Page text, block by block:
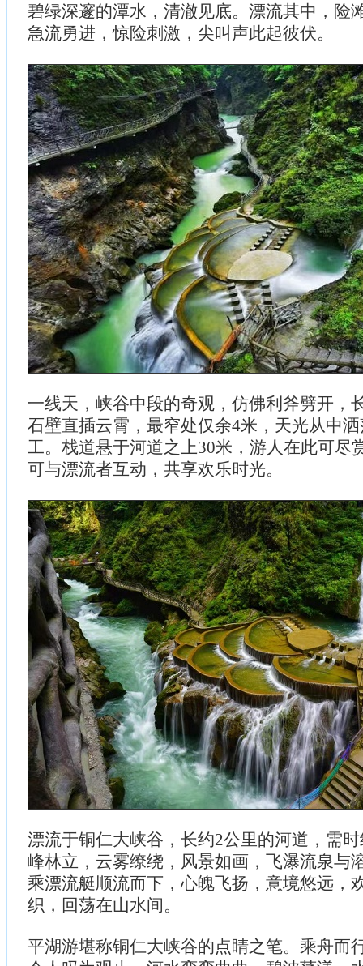
碧绿深邃的潭水，清澈见底。漂流其中，险
急流勇进，惊险刺激，尖叫声此起彼伏。
一线天，峡谷中段的奇观，仿佛利斧劈开，
石壁直插云霄，最窄处仅余4米，天光从中
工。栈道悬于河道之上30米，游人在此可尽
可与漂流者互动，共享欢乐时光。
漂流于铜仁大峡谷，长约2公里的河道，需
峰林立，云雾缭绕，风景如画，飞瀑流泉与
乘漂流艇顺流而下，心魄飞扬，意境悠远，
织，回荡在山水间。
平湖游堪称铜仁大峡谷的点睛之笔。乘舟而